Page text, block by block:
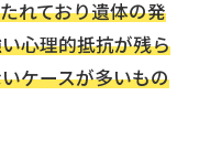
れており遺体の発
心理的抵抗が残ら
ケースが多いもの